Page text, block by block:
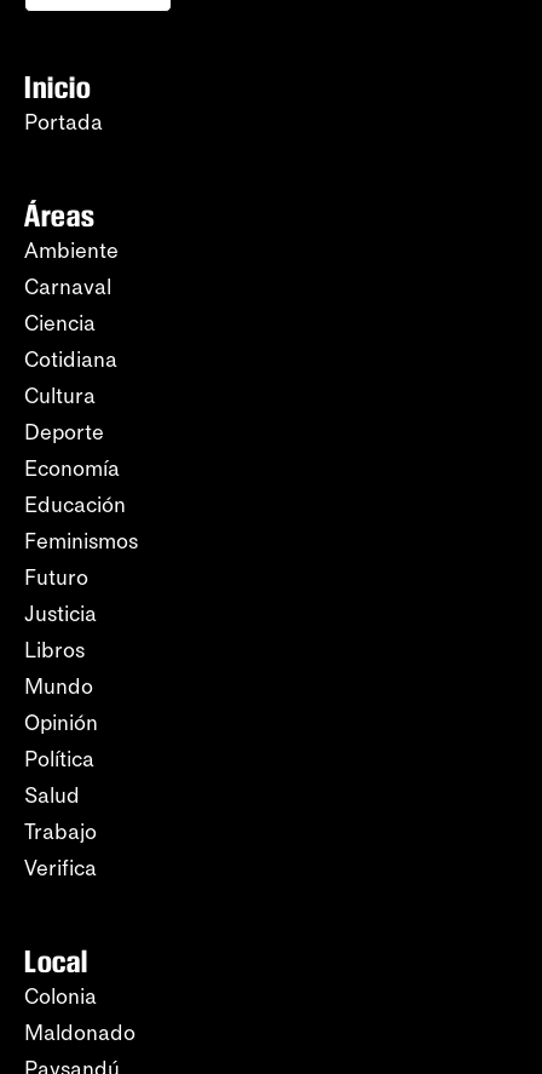
Inicio
Portada
Áreas
Ambiente
Carnaval
Ciencia
Cotidiana
Cultura
Deporte
Economía
Educación
Feminismos
Futuro
Justicia
Libros
Mundo
Opinión
Política
Salud
Trabajo
Verifica
Local
Colonia
Maldonado